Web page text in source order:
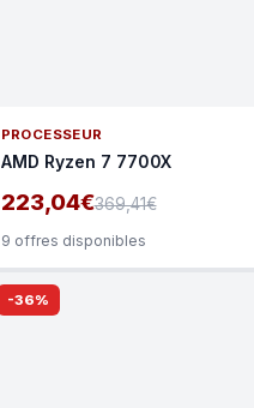
PROCESSEUR
AMD Ryzen 7 7700X
223,04€369,41€
9 offres disponibles
-36%